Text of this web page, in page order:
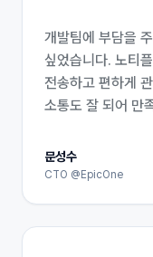
개발팀에 부담을
싶었습니다. 노티
전송하고 편하게
소통도 잘 되어 만
문성수
CTO @EpicOne